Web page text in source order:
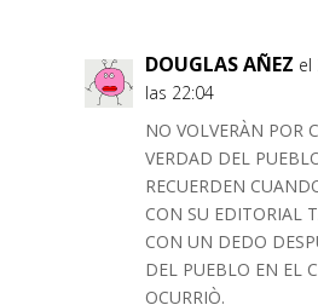
DOUGLAS AÑEZ el
las 22:04
NO VOLVERÀN POR
VERDAD DEL
RECUERDEN
CON SU EDITORIAL
CON UN DEDO
DEL PUEBLO EN EL
OCURRIÒ.